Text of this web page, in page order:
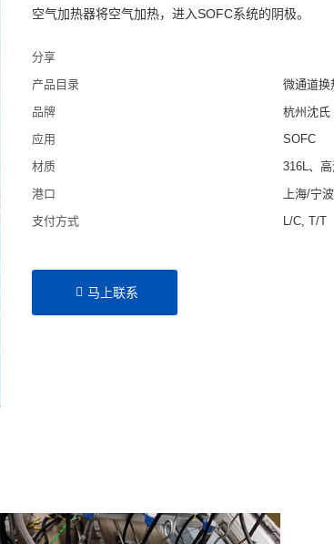
空气加热器将空气加热，进入SOFC系统的阴极。
分享
产品目录
微通道换
品牌
杭州沈氏
应用
SOFC
材质
316L、
港口
上海/宁波
支付方式
L/C, T/T
马上联系